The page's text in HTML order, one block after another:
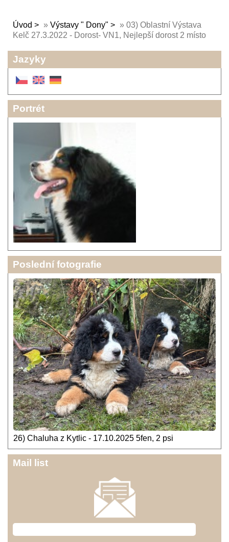
Úvod » Výstavy " Dony" » 03) Oblastní Výstava
Kelč 27.3.2022 - Dorost- VN1, Nejlepší dorost 2 místo
Jazyky
Portrét
Poslední fotografie
26) Chaluha z Kytlic - 17.10.2025 5fen, 2 psi
Mail list